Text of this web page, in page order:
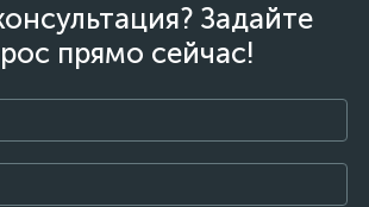
Задайте
прямо сейчас!